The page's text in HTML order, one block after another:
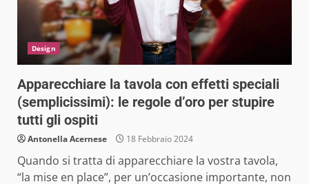
Design
Apparecchiare la tavola con effetti speciali
(semplicissimi): le regole d’oro per stupire
tutti gli ospiti
Antonella Acernese 18 Febbraio 2024
Quando si tratta di apparecchiare la vostra tavola,
“la mise en place”, per un’occasione importante, non